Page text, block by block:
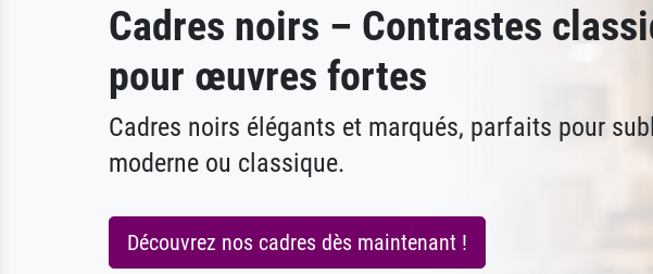
Cadres noirs – Contrastes
pour œuvres fortes
Cadres noirs élégants et marqués, parfaits pour
moderne ou classique.
Découvrez nos cadres dès maintenant !